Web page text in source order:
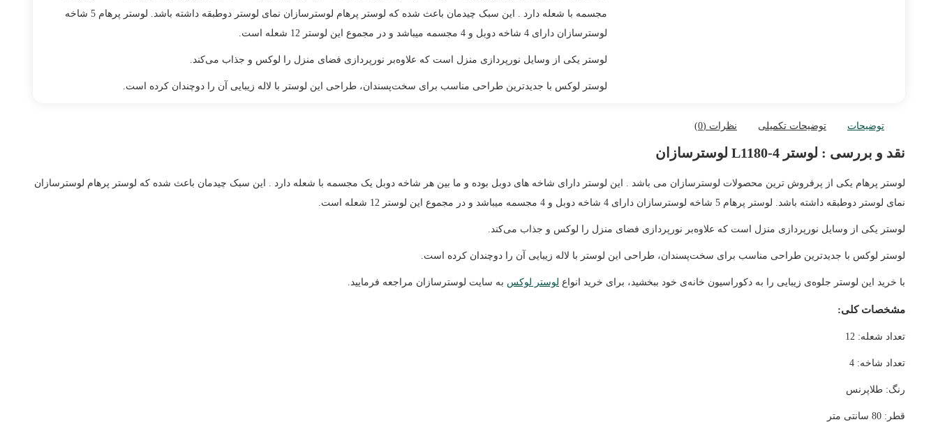
مجسمه با شعله دارد . این سبک چیدمان باعث شده که لوستر پرهام لوسترسازان نمای لوستر دوطبقه داشته باشد. لوستر پرهام 5 شاخه
لوسترسازان دارای 4 شاخه دوبل و 4 مجسمه میباشد و در مجموع این لوستر 12 شعله است.
لوستر یکی از وسایل نورپردازی منزل است که علاوه‌بر نورپردازی فضای منزل را لوکس و جذاب می‌کند.
لوستر لوکس با جدیدترین طراحی مناسب برای سخت‌پسندان، طراحی این لوستر با لاله زیبایی آن را دوچندان کرده است.
توضیحات توضیحات تکمیلی نظرات (0)
نقد و بررسی : لوستر L1180-4 لوسترسازان
لوستر پرهام یکی از پرفروش ترین محصولات لوسترسازان می باشد . این لوستر دارای شاخه های دوبل بوده و ما بین هر شاخه دوبل یک مجسمه با شعله دارد . این سبک چیدمان باعث شده که لوستر پرهام لوسترسازان
نمای لوستر دوطبقه داشته باشد. لوستر پرهام 5 شاخه لوسترسازان دارای 4 شاخه دوبل و 4 مجسمه میباشد و در مجموع این لوستر 12 شعله است.
لوستر یکی از وسایل نورپردازی منزل است که علاوه‌بر نورپردازی فضای منزل را لوکس و جذاب می‌کند.
لوستر لوکس با جدیدترین طراحی مناسب برای سخت‌پسندان، طراحی این لوستر با لاله زیبایی آن را دوچندان کرده است.
با خرید این لوستر جلوه‌ی زیبایی را به دکوراسیون خانه‌ی خود ببخشید، برای خرید انواع لوستر لوکس به سایت لوسترسازان مراجعه فرمایید.
مشخصات کلی:
تعداد شعله: 12
تعداد شاخه: 4
رنگ: طلاپرنس
قطر: 80 سانتی متر